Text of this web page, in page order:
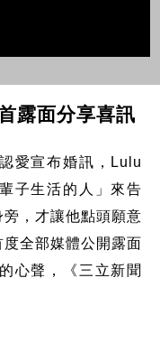
露面分享喜訊
愛宣布婚訊，Lulu
子生活的人」來告
，才讓他點頭願意
全部媒體公開露面
心聲，《三立新聞